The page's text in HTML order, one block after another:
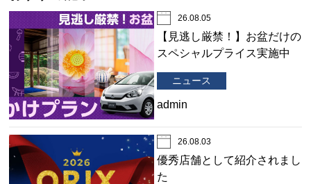
26.08.05
【見逃し厳禁！】お盆だけの
スペシャルプライス実施中
ニュース
admin
26.08.03
優秀店舗として紹介されまし
た